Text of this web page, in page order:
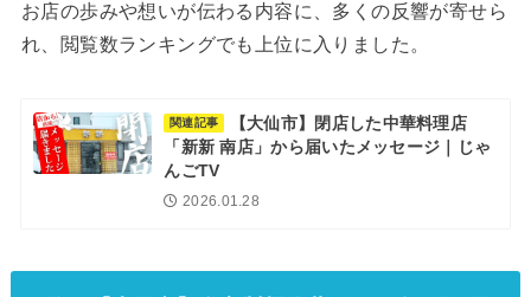
お店の歩みや想いが伝わる内容に、多くの反響が寄せら
れ、閲覧数ランキングでも上位に入りました。
関連記事
【大仙市】閉店した中華料理店
「新新 南店」から届いたメッセージ｜じゃ
んごTV
2026.01.28